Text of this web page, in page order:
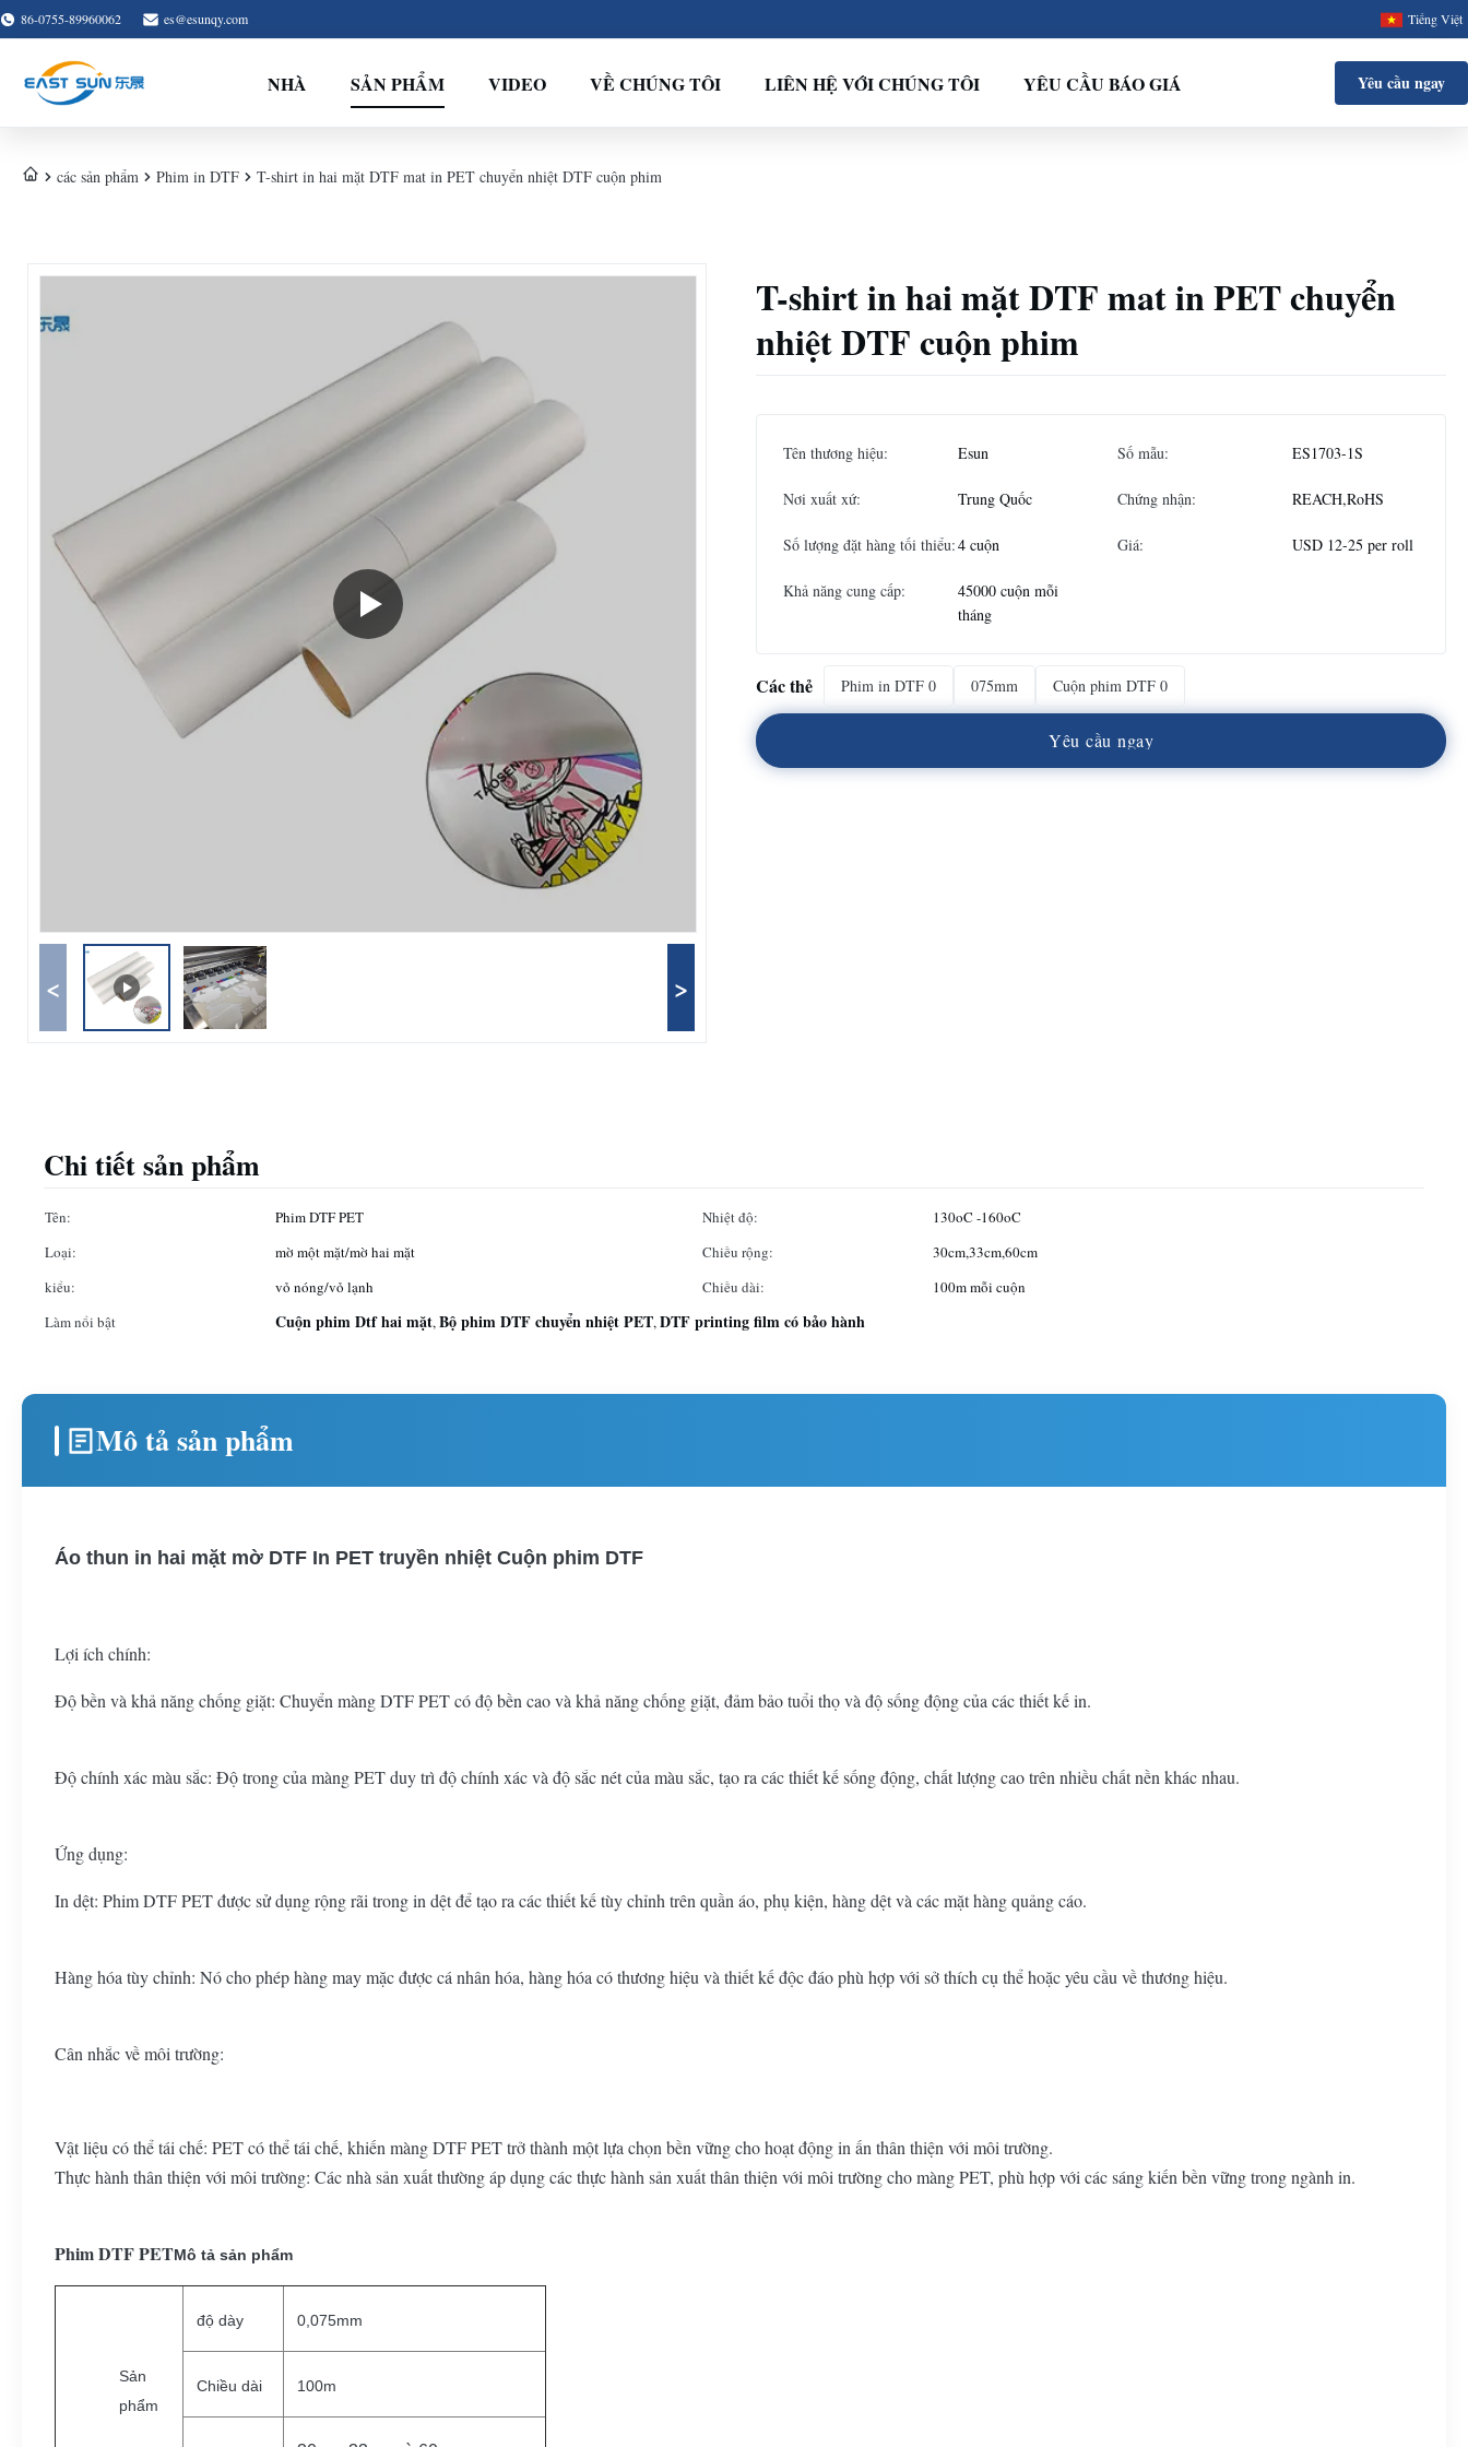
86-0755-89960062 es@esunqy.com Tiếng Việt
NHÀ SẢN PHẨM VIDEO VỀ CHÚNG TÔI LIÊN HỆ VỚI CHÚNG TÔI YÊU CẦU BÁO GIÁ Yêu cầu ngay
các sản phẩm Phim in DTF T-shirt in hai mặt DTF mat in PET chuyển nhiệt DTF cuộn phim
< >
T-shirt in hai mặt DTF mat in PET chuyển
nhiệt DTF cuộn phim
Tên thương hiệu: Esun Số mẫu: ES1703-1S
Nơi xuất xứ: Trung Quốc Chứng nhận: REACH,RoHS
Số lượng đặt hàng tối thiểu:4 cuộn Giá: USD 12-25 per roll
Khả năng cung cấp:
45000 cuộn mỗi
tháng
Các thẻ Phim in DTF 0 075mm Cuộn phim DTF 0
Yêu cầu ngay
Chi tiết sản phẩm
Tên: Phim DTF PET Nhiệt độ:
130oC -160oC
Loại:
mờ một mặt/mờ hai mặt Chiều rộng:
30cm,33cm,60cm
kiểu:
vỏ nóng/vỏ lạnh Chiều dài:
100m mỗi cuộn
Làm nổi bật
Cuộn phim Dtf hai mặt,Bộ phim DTF chuyển nhiệt PET,DTF printing film có bảo hành
Mô tả sản phẩm
Áo thun in hai mặt mờ DTF In PET truyền nhiệt Cuộn phim DTF
Lợi ích chính:
Độ bền và khả năng chống giặt: Chuyển màng DTF PET có độ bền cao và khả năng chống giặt, đảm bảo tuổi thọ và độ sống động của các thiết kế in.
Độ chính xác màu sắc: Độ trong của màng PET duy trì độ chính xác và độ sắc nét của màu sắc, tạo ra các thiết kế sống động, chất lượng cao trên nhiều chất nền khác nhau.
Ứng dụng:
In dệt: Phim DTF PET được sử dụng rộng rãi trong in dệt để tạo ra các thiết kế tùy chỉnh trên quần áo, phụ kiện, hàng dệt và các mặt hàng quảng cáo.
Hàng hóa tùy chỉnh: Nó cho phép hàng may mặc được cá nhân hóa, hàng hóa có thương hiệu và thiết kế độc đáo phù hợp với sở thích cụ thể hoặc yêu cầu về thương hiệu.
Cân nhắc về môi trường:
Vật liệu có thể tái chế: PET có thể tái chế, khiến màng DTF PET trở thành một lựa chọn bền vững cho hoạt động in ấn thân thiện với môi trường.
Thực hành thân thiện với môi trường: Các nhà sản xuất thường áp dụng các thực hành sản xuất thân thiện với môi trường cho màng PET, phù hợp với các sáng kiến ​​bền vững trong ngành in.
Phim DTF PETMô tả sản phẩm
Sản
phẩm
độ dày 0,075mm
Chiều dài 100m